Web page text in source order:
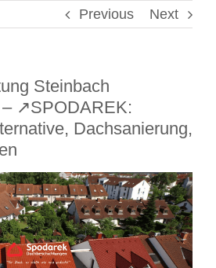
Previous Next
Steinbach
↗️SPODAREK:
Dachsanierung,